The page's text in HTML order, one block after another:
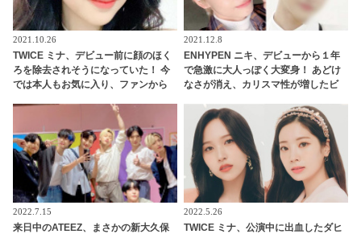
2021.10.26
TWICE ミナ、デビュー前に顔のほく
ろを除去されそうになっていた！ 今
では本人もお気に入り、ファンから
2021.12.8
ENHYPEN ニキ、デビューから１年
で急激に大人っぽく大変身！ あどけ
なさが消え、カリスマ性が増したビ
2022.7.15
来日中のATEEZ、まさかの新大久保
2022.5.26
TWICE ミナ、公演中に出血したダヒ